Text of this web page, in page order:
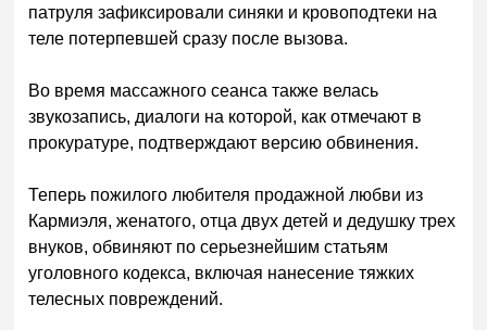
патруля зафиксировали синяки и кровоподтеки на
теле потерпевшей сразу после вызова.
Во время массажного сеанса также велась
звукозапись, диалоги на которой, как отмечают в
прокуратуре, подтверждают версию обвинения.
Теперь пожилого любителя продажной любви из
Кармиэля, женатого, отца двух детей и дедушку трех
внуков, обвиняют по серьезнейшим статьям
уголовного кодекса, включая нанесение тяжких
телесных повреждений.